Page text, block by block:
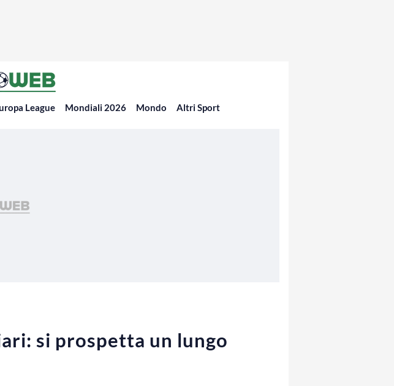
League Mondiali 2026 Mondo Altri Sport
si prospetta un lungo